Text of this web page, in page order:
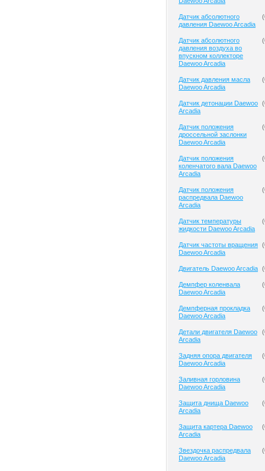
Датчик абсолютного
давления Daewoo Arcadia
(
Датчик абсолютного
давления воздуха во
впускном коллекторе
Daewoo Arcadia
(
Датчик давления масла
Daewoo Arcadia
(
Датчик детонации Daewoo
Arcadia
(
Датчик положения
дроссельной заслонки
Daewoo Arcadia
(
Датчик положения
коленчатого вала Daewoo
Arcadia
(
Датчик положения
распредвала Daewoo
Arcadia
(
Датчик температуры
жидкости Daewoo Arcadia
(
Датчик частоты вращения
Daewoo Arcadia
(
Двигатель Daewoo Arcadia (
Демпфер коленвала
Daewoo Arcadia
(
Демпферная прокладка
Daewoo Arcadia
(
Детали двигателя Daewoo
Arcadia
(
Задняя опора двигателя
Daewoo Arcadia
(
Заливная горловина
Daewoo Arcadia
(
Защита днища Daewoo
Arcadia
(
Защита картера Daewoo
Arcadia
(
Звездочка распредвала
Daewoo Arcadia
(